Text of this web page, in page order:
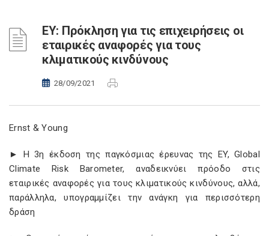
EY: Πρόκληση για τις επιχειρήσεις οι
εταιρικές αναφορές για τους
κλιματικούς κινδύνους
28/09/2021
Ernst & Young
► Η 3η έκδοση της παγκόσμιας έρευνας της EY, Global
Climate Risk Barometer, αναδεικνύει πρόοδο στις
εταιρικές αναφορές για τους κλιματικούς κινδύνους, αλλά,
παράλληλα, υπογραμμίζει την ανάγκη για περισσότερη
δράση